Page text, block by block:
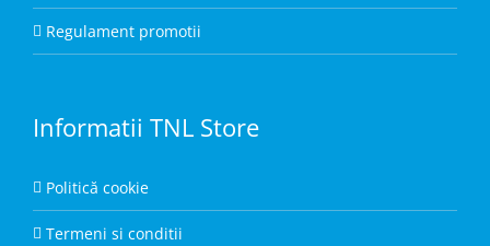
Regulament promotii
Informatii TNL Store
Politică cookie
Termeni si conditii